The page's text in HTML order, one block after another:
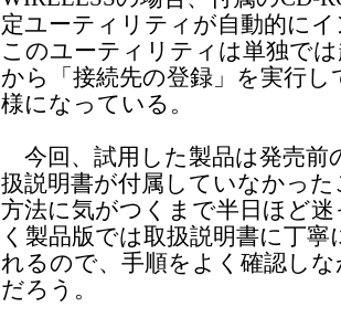
定ユーティリティが自動的に
このユーティリティは単独で
から「接続先の登録」を実行
様になっている。
今回、試用した製品は発売前
扱説明書が付属していなかっ
方法に気がつくまで半日ほど
く製品版では取扱説明書に丁
れるので、手順をよく確認し
だろう。